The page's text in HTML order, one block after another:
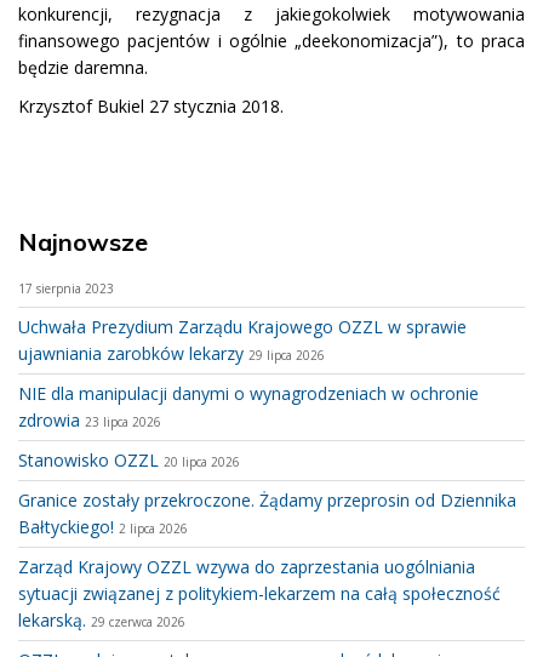
konkurencji, rezygnacja z jakiegokolwiek motywowania
finansowego pacjentów i ogólnie „deekonomizacja”), to praca
będzie daremna.
Krzysztof Bukiel 27 stycznia 2018.
Najnowsze
17 sierpnia 2023
Uchwała Prezydium Zarządu Krajowego OZZL w sprawie
ujawniania zarobków lekarzy 29 lipca 2026
NIE dla manipulacji danymi o wynagrodzeniach w ochronie
zdrowia 23 lipca 2026
Stanowisko OZZL 20 lipca 2026
Granice zostały przekroczone. Żądamy przeprosin od Dziennika
Bałtyckiego! 2 lipca 2026
Zarząd Krajowy OZZL wzywa do zaprzestania uogólniania
sytuacji związanej z politykiem-lekarzem na całą społeczność
lekarską. 29 czerwca 2026